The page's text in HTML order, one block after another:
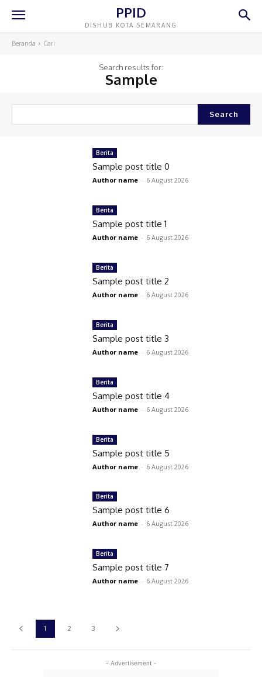
PPID
DISHUB KOTA SEMARANG
Beranda Cari
Search results for:
Sample
Search
- Advertisement -
Berita
Sample post title 0
Author name - 6 August 2026
Berita
Sample post title 1
Author name - 6 August 2026
Berita
Sample post title 2
Author name - 6 August 2026
Berita
Sample post title 3
Author name - 6 August 2026
Berita
Sample post title 4
Author name - 6 August 2026
Berita
Sample post title 5
Author name - 6 August 2026
Berita
Sample post title 6
Author name - 6 August 2026
Berita
Sample post title 7
Author name - 6 August 2026
1 2 3